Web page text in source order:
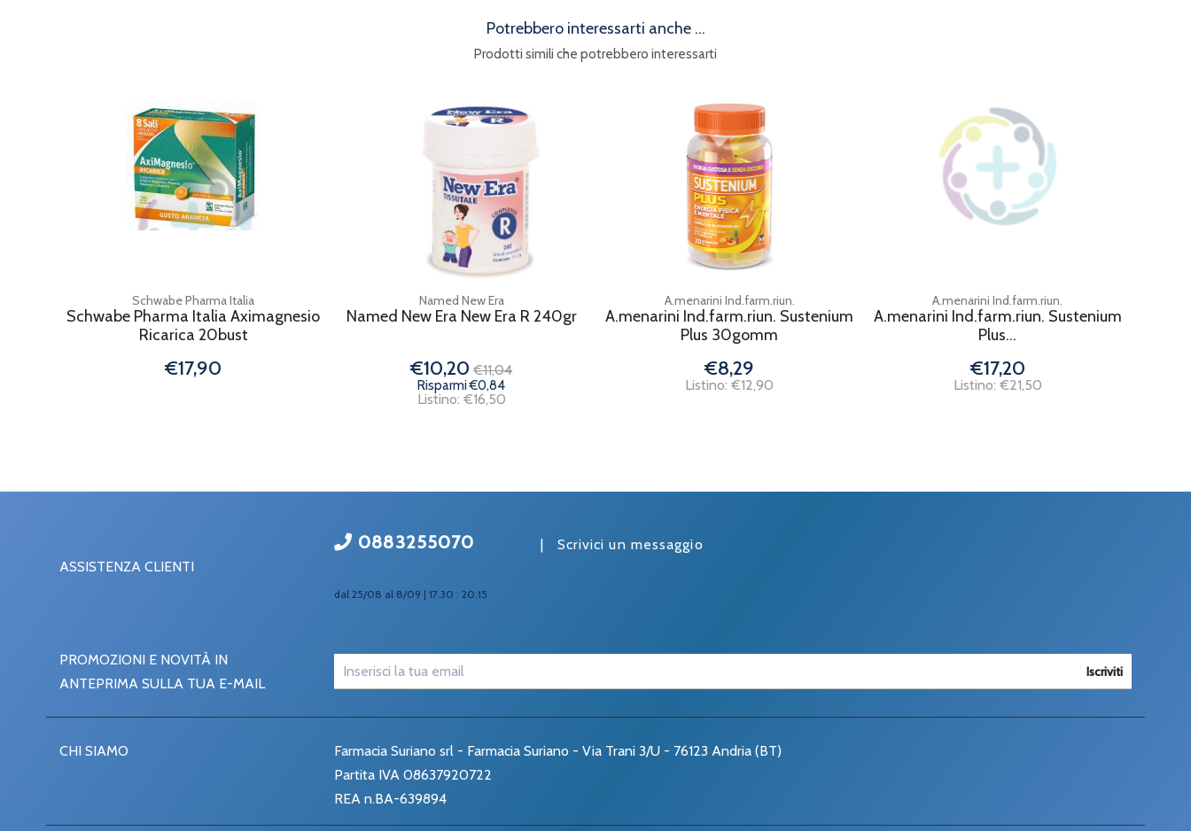
Potrebbero interessarti anche ...
Prodotti simili che potrebbero interessarti
Schwabe Pharma Italia
Schwabe Pharma Italia Aximagnesio
Ricarica 20bust
€17,90
Named New Era
Named New Era New Era R 240gr
€10,20 €11,04
Risparmi €0,84
Listino: €16,50
A.menarini Ind.farm.riun.
A.menarini Ind.farm.riun. Sustenium
Plus 30gomm
€8,29
Listino: €12,90
A.menarini Ind.farm.riun.
A.menarini Ind.farm.riun. Sustenium
Plus...
€17,20
Listino: €21,50
ASSISTENZA CLIENTI
0883255070
dal 25/08 al 8/09 | 17.30 : 20.15
| Scrivici un messaggio
PROMOZIONI E NOVITÀ IN
ANTEPRIMA SULLA TUA E-MAIL
Iscriviti
CHI SIAMO
Farmacia Suriano srl - Farmacia Suriano - Via Trani 3/U - 76123 Andria (BT)
Partita IVA 08637920722
REA n.BA-639894